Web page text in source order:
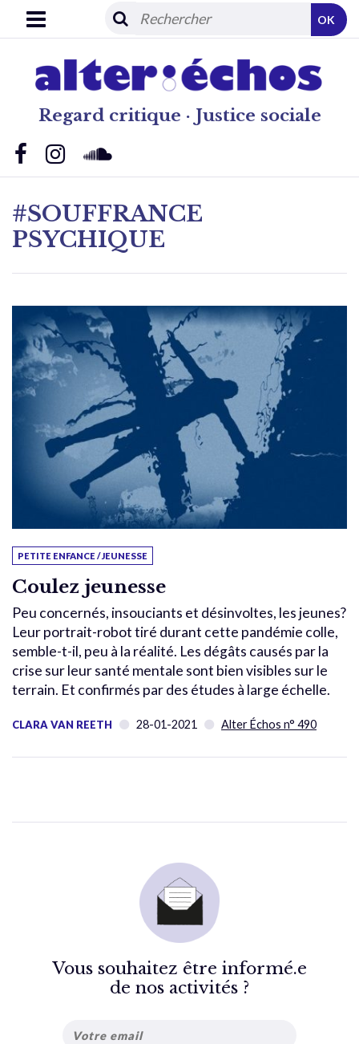
Regard critique · Justice sociale
OK
#SOUFFRANCE
PSYCHIQUE
PETITE ENFANCE / JEUNESSE
Coulez jeunesse
Peu concernés, insouciants et désinvoltes, les jeunes?
Leur portrait-robot tiré durant cette pandémie colle,
semble-t-il, peu à la réalité. Les dégâts causés par la
crise sur leur santé mentale sont bien visibles sur le
terrain. Et confirmés par des études à large échelle.
CLARA VAN REETH 28-01-2021 Alter Échos n° 490
Vous souhaitez être informé.e
de nos activités ?